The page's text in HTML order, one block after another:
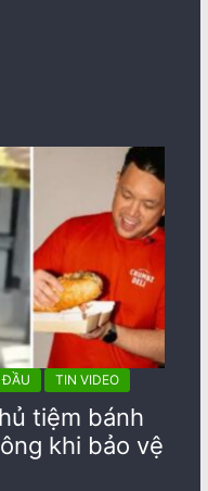
ĐẦU TIN VIDEO
tiệm bánh
khi bảo vệ